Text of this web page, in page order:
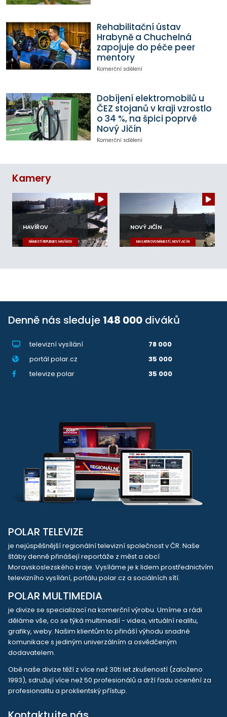
Rehabilitační ústav
Hrabyně a Chuchelná
zapojuje do péče peer
mentory
Komerční sdělení
Dobíjení elektromobilů u
ČEZ stojanů v kraji vzrostlo
o 34 %, na špici poprvé
Nový Jičín
Komerční sdělení
Kamery
HAVÍŘOV
NÁMĚSTÍ REPUBLIKY, HAVÍŘOV
NOVÝ JIČÍN
MASARYKOVO NÁMĚSTÍ, NOVÝ JIČÍN
Denně nás sleduje 148 000 diváků
televizní vysílání
78 000
portál polar.cz
35 000
televize.polar
35 000
POLAR TELEVIZE
je nejúspěšnější regionální televizní společnost v ČR. Naše
štáby denně přinášejí reportáže z měst a obcí
Moravskoslezského kraje. Vysíláme je k lidem prostřednictvím
televizního vysílání, portálu polar.cz a sociálních sítí.
POLAR MULTIMEDIA
je divize se specializací na komerční výrobu. Umíme a rádi
děláme vše, co se týká multimedií - videa, virtuální realitu,
grafiky, weby. Našim klientům to přináší výhodu snadné
komunikace s jediným univerzálním a osvědčeným
dodavatelem.
Obě naše divize těží z více než 30ti let zkušeností (založeno
1993), sdružují více než 50 profesionálů a drží řadu ocenění za
profesionalitu a proklientský přístup.